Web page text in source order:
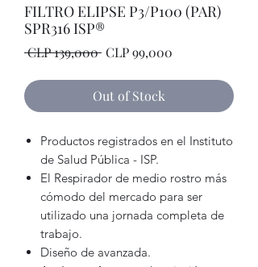
FILTRO ELIPSE P3/P100 (PAR)
SPR316 ISP®
CLP 139,000 Regular
CLP 99,000
Out of Stock
Productos registrados en el Instituto
de Salud Pública - ISP.
El Respirador de medio rostro más
cómodo del mercado para ser
utilizado una jornada completa de
trabajo.
Diseño de avanzada.